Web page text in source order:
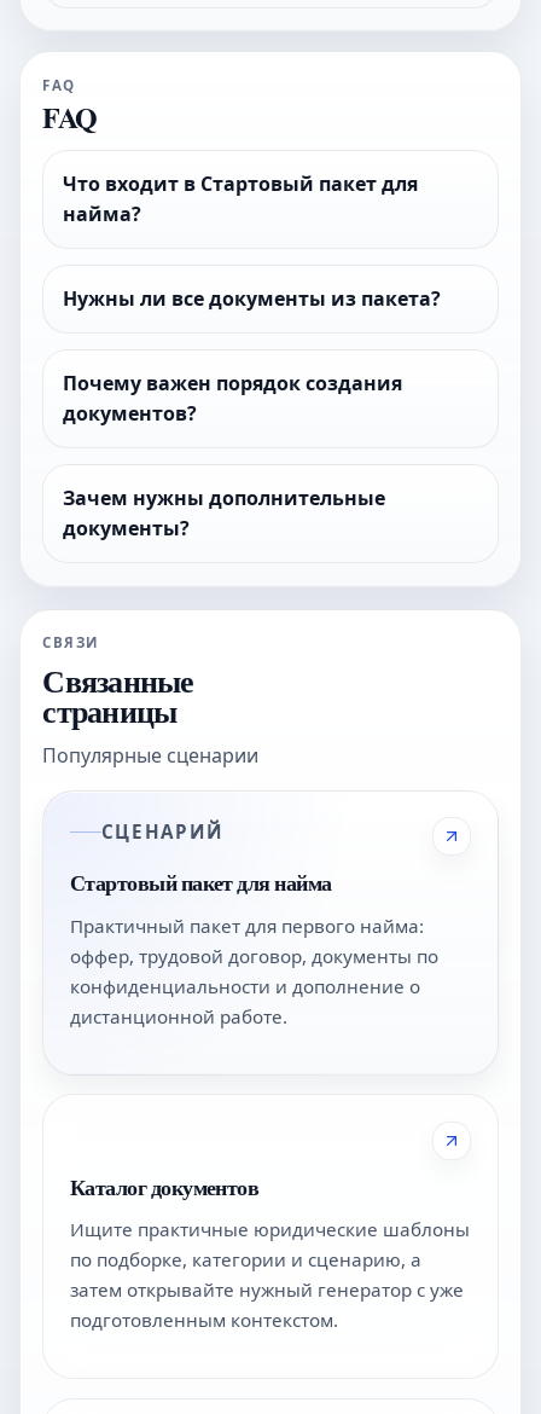
FAQ
FAQ
Что входит в Стартовый пакет для
найма?
Нужны ли все документы из пакета?
Почему важен порядок создания
документов?
Зачем нужны дополнительные
документы?
СВЯЗИ
Связанные
страницы
Популярные сценарии
СЦЕНАРИЙ
Стартовый пакет для найма
Практичный пакет для первого найма:
оффер, трудовой договор, документы по
конфиденциальности и дополнение о
дистанционной работе.
Каталог документов
Ищите практичные юридические шаблоны
по подборке, категории и сценарию, а
затем открывайте нужный генератор с уже
подготовленным контекстом.